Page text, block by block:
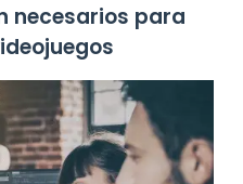
necesarios para